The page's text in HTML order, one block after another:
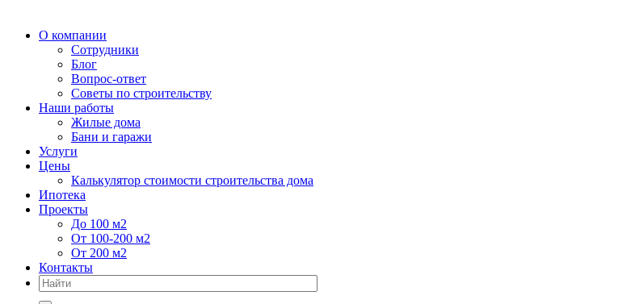
О компании
Сотрудники
Блог
Вопрос-ответ
Советы по строительству
Наши работы
Жилые дома
Бани и гаражи
Услуги
Цены
Калькулятор стоимости строительства дома
Ипотека
Проекты
До 100 м2
От 100-200 м2
От 200 м2
Контакты